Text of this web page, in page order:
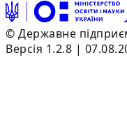
© Державне
Версія 1.2.8 |